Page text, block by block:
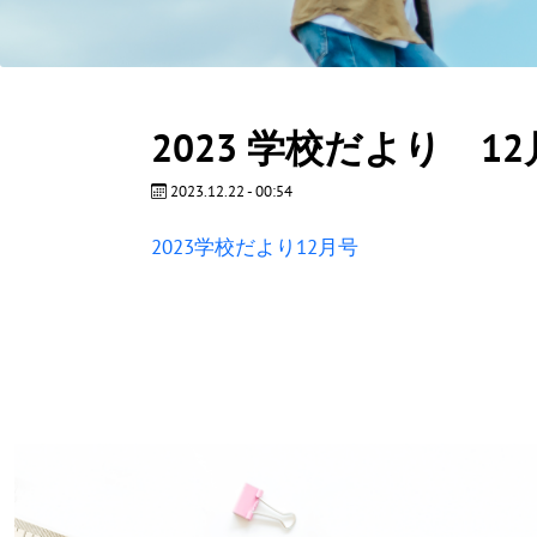
2023 学校だより 12
2023.12.22 - 00:54
2023学校だより12月号